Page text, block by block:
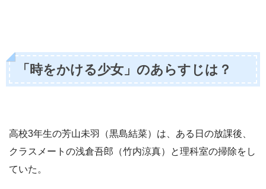
「時をかける少女」のあらすじは？
高校3年生の芳山未羽（黒島結菜）は、ある日の放課後、
クラスメートの浅倉吾郎（竹内涼真）と理科室の掃除をし
ていた。